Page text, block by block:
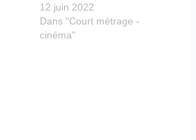
12 juin 2022
Dans "Court métrage -
cinéma"